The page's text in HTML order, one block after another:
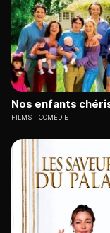
Nos enfants
FILMS COMÉDIE